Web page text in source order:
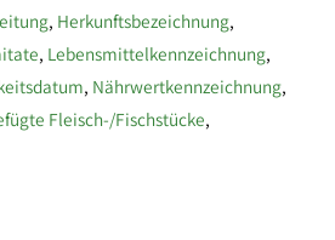
, Herkunftsbezeichnung,
, Lebensmittelkennzeichnung,
, Nährwertkennzeichnung,
Fleisch-/Fischstücke,